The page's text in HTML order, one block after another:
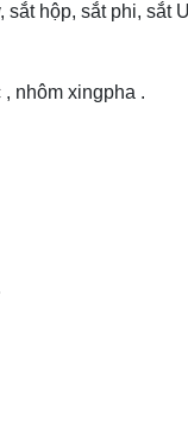
hộp, sắt phi, sắt
nhôm xingpha .